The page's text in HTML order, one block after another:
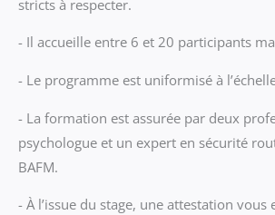
20
JUIN
stricts à respecter.
- Il accueille entre 6 et 20 participants
- Le programme est uniformisé à
- La formation est assurée par deux
psychologue et un expert en sécurité
BAFM.
- À l’issue du stage, une attestation vous